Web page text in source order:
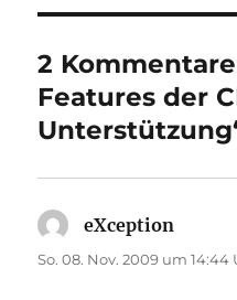
2
Features der
eXception
So. 08. Nov. 2009 um 14:44